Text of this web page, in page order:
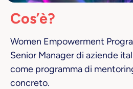
Cos’è?
Women Empowerment
Senior Manager di aziende
come programma di
concreto.